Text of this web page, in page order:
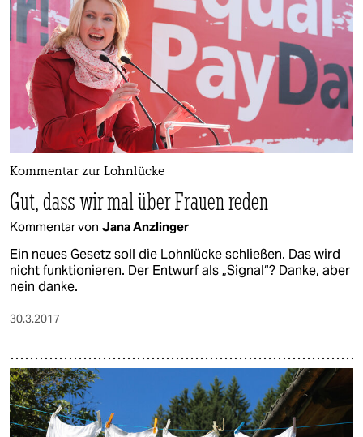
Kommentar zur Lohnlücke
Gut, dass wir mal über Frauen reden
Kommentar von Jana Anzlinger
Ein neues Gesetz soll die Lohnlücke schließen. Das wird
nicht funktionieren. Der Entwurf als „Signal“? Danke, aber
nein danke.
30.3.2017